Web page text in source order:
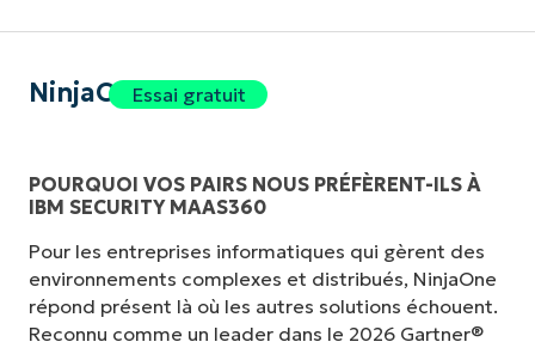
NinjaOneEssai gratuit
POURQUOI VOS PAIRS NOUS PRÉFÈRENT-ILS À
IBM SECURITY MAAS360
Pour les entreprises informatiques qui gèrent des
environnements complexes et distribués, NinjaOne
répond présent là où les autres solutions échouent.
Reconnu comme un leader dans le 2026 Gartner®